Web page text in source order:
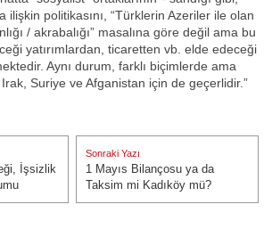
ilişkin politikasını, “Türklerin Azeriler ile olan
/ akrabalığı” masalına göre değil ama bu
yatırımlardan, ticaretten vb. elde edeceği
Aynı durum, farklı biçimlerde ama
Suriye ve Afganistan için de geçerlidir.”
İşsizlik
Sonraki Yazı
Sonraki Yazı:
1 Mayıs Bilançosu ya da
Taksim mi Kadıköy mü?